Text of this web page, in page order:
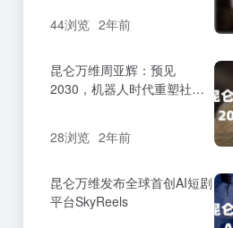
44浏览 2年前
昆仑万维周亚辉：预见
2030，机器人时代重塑社会
28浏览 2年前
昆仑万维发布全球首创AI短剧
平台SkyReels